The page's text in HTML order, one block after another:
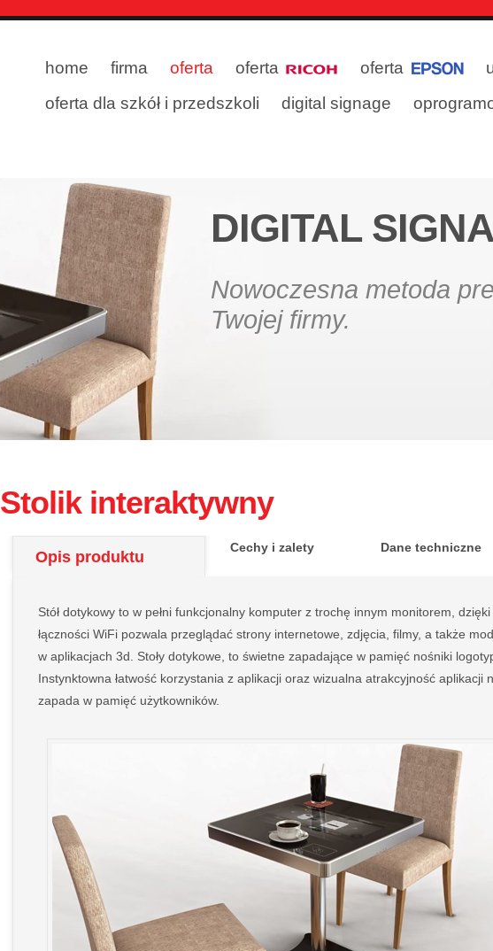
home firma oferta oferta oferta
oferta dla szkół i przedszkoli
digital signage
DIGITAL
Nowoczesna metoda
Twojej firmy.
Stolik interaktywny
Opis produktu Cechy i zalety Dane techniczne
Stół dotykowy to w pełni funkcjonalny komputer z trochę innym monitorem,
łączności WiFi pozwala przeglądać strony internetowe, zdjęcia, filmy, a także
w aplikacjach 3d. Stoły dotykowe, to świetne zapadające w pamięć nośniki
Instynktowna łatwość korzystania z aplikacji oraz wizualna atrakcyjność aplikacji
zapada w pamięć użytkowników.